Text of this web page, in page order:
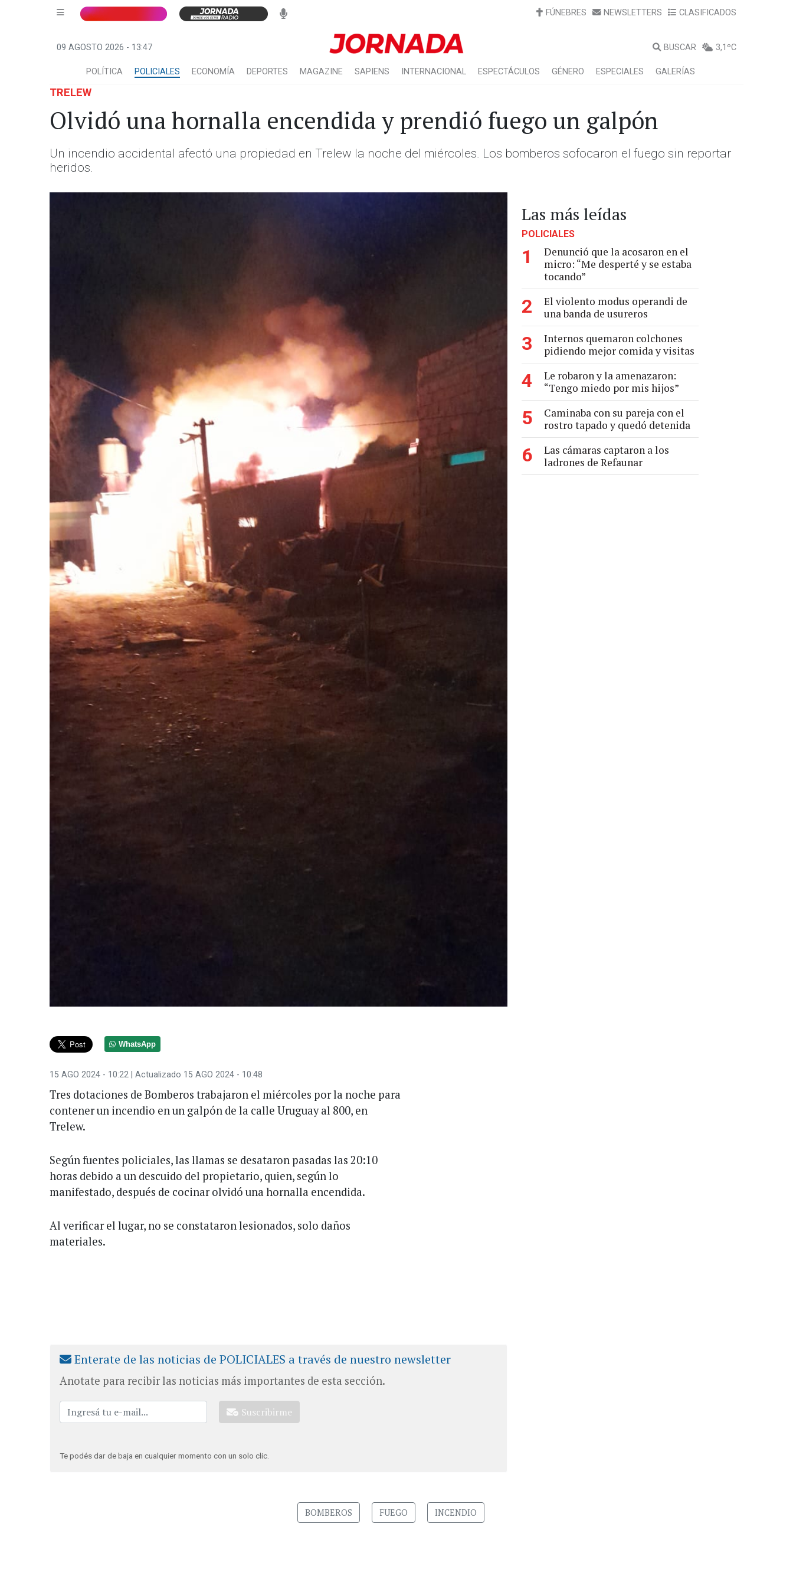
FÚNEBRES NEWSLETTERS CLASIFICADOS
09 AGOSTO 2026 - 13:47 BUSCAR 3,1ºC
POLÍTICA POLICIALES ECONOMÍA DEPORTES MAGAZINE SAPIENS INTERNACIONAL ESPECTÁCULOS GÉNERO ESPECIALES GALERÍAS
TRELEW
Olvidó una hornalla encendida y prendió fuego un galpón
Un incendio accidental afectó una propiedad en Trelew la noche del miércoles. Los bomberos sofocaron el fuego sin reportar
heridos.
WhatsApp
15 AGO 2024 - 10:22 | Actualizado 15 AGO 2024 - 10:48
Tres dotaciones de Bomberos trabajaron el miércoles por la noche para
contener un incendio en un galpón de la calle Uruguay al 800, en
Trelew.
Según fuentes policiales, las llamas se desataron pasadas las 20:10
horas debido a un descuido del propietario, quien, según lo
manifestado, después de cocinar olvidó una hornalla encendida.
Al verificar el lugar, no se constataron lesionados, solo daños
materiales.
Enterate de las noticias de POLICIALES a través de nuestro newsletter
Anotate para recibir las noticias más importantes de esta sección.
Suscribirme
Te podés dar de baja en cualquier momento con un solo clic.
Las más leídas
POLICIALES
1
Denunció que la acosaron en el
micro: “Me desperté y se estaba
tocando”
2
El violento modus operandi de
una banda de usureros
3
Internos quemaron colchones
pidiendo mejor comida y visitas
4
Le robaron y la amenazaron:
“Tengo miedo por mis hijos”
5
Caminaba con su pareja con el
rostro tapado y quedó detenida
6
Las cámaras captaron a los
ladrones de Refaunar
BOMBEROS FUEGO INCENDIO